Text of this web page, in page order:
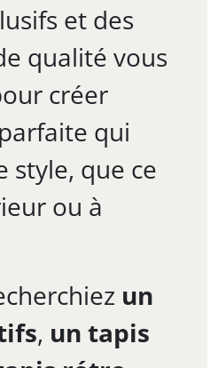
et des
qualité vous
créer
qui
style, que ce
ou à
un
, un tapis